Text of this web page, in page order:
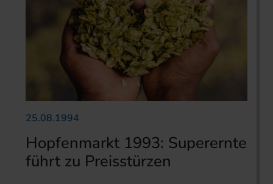
25.08.1994
Hopfenmarkt 1993: Superernte
führt zu Preisstürzen